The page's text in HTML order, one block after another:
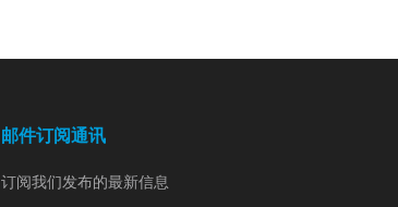
邮件订阅通讯
订阅我们发布的最新信息